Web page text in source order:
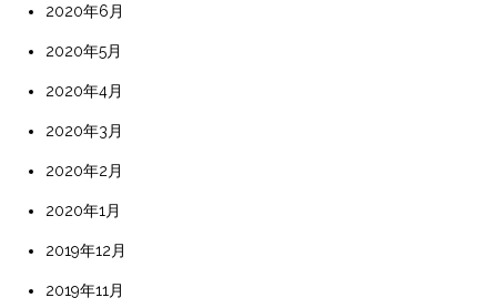
2020年6月
2020年5月
2020年4月
2020年3月
2020年2月
2020年1月
2019年12月
2019年11月